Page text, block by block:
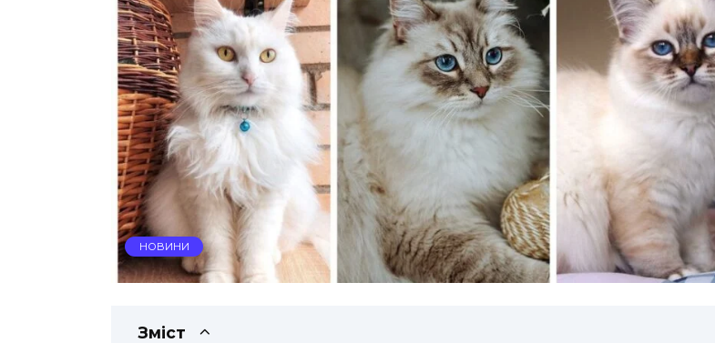
НОВИНИ
Зміст